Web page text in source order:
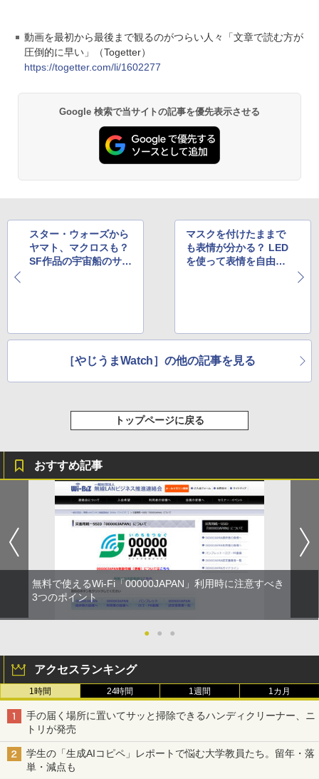
動画を最初から最後まで観るのがつらい人々「文章で読む方が
圧倒的に早い」（Togetter）
https://togetter.com/li/1602277
Google 検索で当サイトの記事を優先表示させる
スター・ウォーズから
ヤマト、マクロスも？
SF作品の宇宙船のサイ
マスクを付けたままで
も表情が分かる？ LED
を使って表情を自由に
［やじうまWatch］の他の記事を見る
トップページに戻る
おすすめ記事
無料で使えるWi-Fi「00000JAPAN」利用時に注意すべき
3つのポイント
● ● ●
アクセスランキング
1時間 24時間 1週間 1カ月
手の届く場所に置いてサッと掃除できるハンディクリーナー、ニ
トリが発売
学生の「生成AIコピペ」レポートで悩む大学教員たち。留年・落
単・減点も